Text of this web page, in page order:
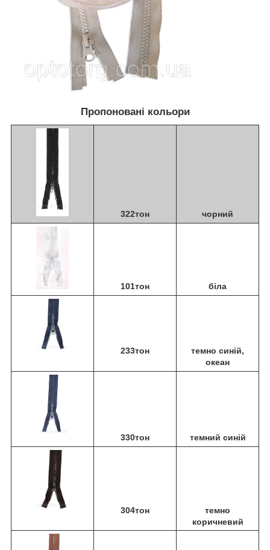
Пропоновані кольори
322тон чорний
101тон біла
233тон
темно синій,
океан
330тон темний синій
304тон
темно
коричневий